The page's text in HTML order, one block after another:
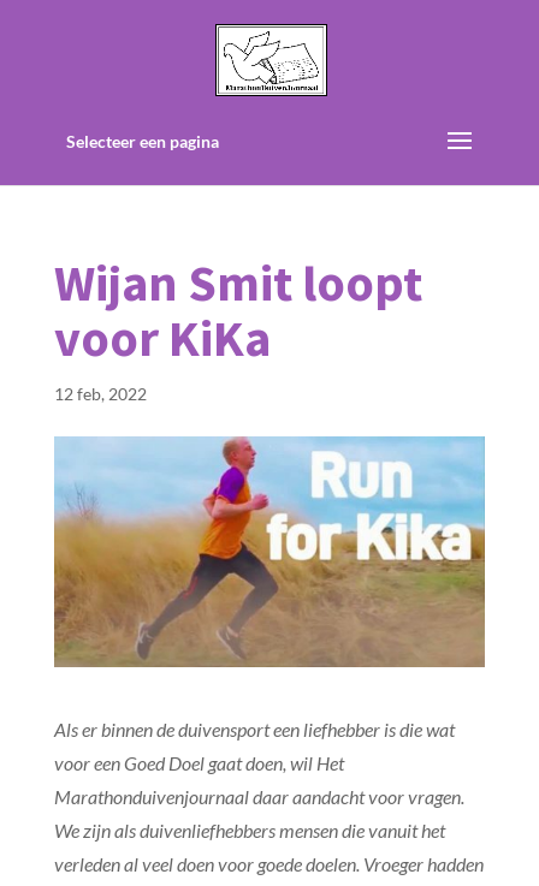
Selecteer een pagina
Wijan Smit loopt
voor KiKa
12 feb, 2022
Als er binnen de duivensport een liefhebber is die wat
voor een Goed Doel gaat doen, wil Het
Marathonduivenjournaal daar aandacht voor vragen.
We zijn als duivenliefhebbers mensen die vanuit het
verleden al veel doen voor goede doelen. Vroeger hadden